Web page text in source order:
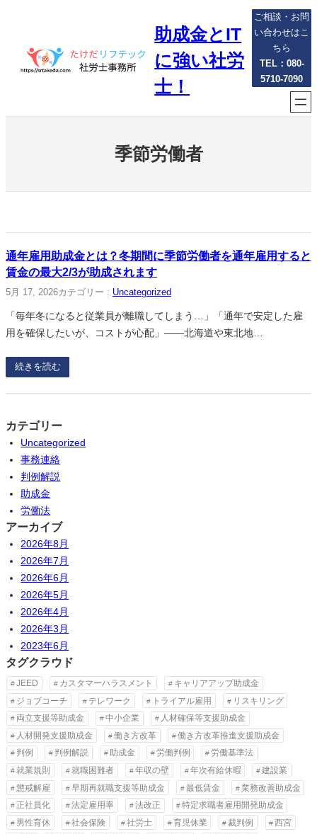
プ
助成金とIT
に強い社労
士！
ご相談・お問
い合わせはこ
ちら
TEL：080-
5710-7090
季節労働者
通年雇用助成金とは？冬期間に季節労働者を通年雇用すると
賃金の最大2/3が助成されます
5月 17, 2026カテゴリー : Uncategorized
「毎年冬になると従業員が離職してしまう…」「通年で安定した雇
用を確保したいが、コストが心配」——北海道や東北地…
続きを読む
カテゴリー
Uncategorized
事務連絡
判例解説
助成金
労働法
アーカイブ
2026年8月
2026年7月
2026年6月
2026年5月
2026年4月
2026年3月
2023年6月
タグクラウド
JEED カスタマーハラスメント
キャリアアップ助成金
ジョブコーチ
テレワーク トライアル雇用
リスキリング
両立支援等助成金
中小企業
人材確保等支援助成金
人材開発支援助成金
働き方改革
働き方改革推進支援助成金
判例
判例解説 助成金 労働判例
労働基準法
就業規則
就職困難者 年収の壁 年次有給休暇
建設業
懲戒解雇
早期再就職支援等助成金 最低賃金
業務改善助成金
正社員化
法定雇用率 法改正
特定求職者雇用開発助成金
男性育休
社会保険 社労士 育児休業 裁判例
西宮